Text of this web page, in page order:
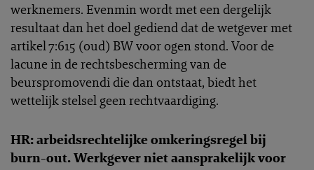
werknemers. Evenmin wordt met een dergelijk
resultaat dan het doel gediend dat de wetgever met
artikel 7:615 (oud) BW voor ogen stond. Voor de
lacune in de rechtsbescherming van de
beurspromovendi die dan ontstaat, biedt het
wettelijk stelsel geen rechtvaardiging.
HR: arbeidsrechtelijke omkeringsregel bij
burn-out. Werkgever niet aansprakelijk voor